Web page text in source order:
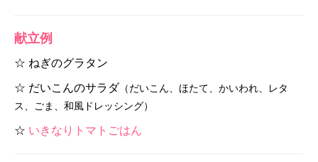
献立例
☆ ねぎのグラタン
☆ だいこんのサラダ （だいこん、ほたて、かいわれ、レタ
ス、ごま、和風ドレッシング）
☆ いきなりトマトごはん